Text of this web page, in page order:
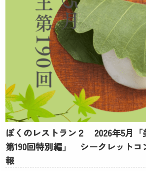
ぼくのレストラン２ 2026年5月「
第190回特別編」 シークレットコ
報